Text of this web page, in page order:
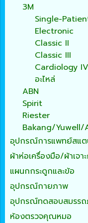
3M
Single-
Electronic
Classic II
Classic III
Cardiology IV
อะไหล่
ABN
Spirit
Riester
Bakang/Yuwell/
อุปกรณ์การแพทย์สแต
ผ้าห่อเครื่องมือ/ผ้าเจา
แผนกกระดูกและข้อ
อุปกรณ์กายภาพ
อุปกรณ์ทดสอบสมรร
ห้องตรวจคุณหมอ